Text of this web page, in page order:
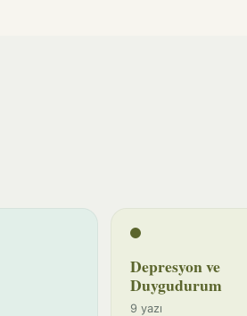
Depresyon ve
Duygudurum
9 yazı